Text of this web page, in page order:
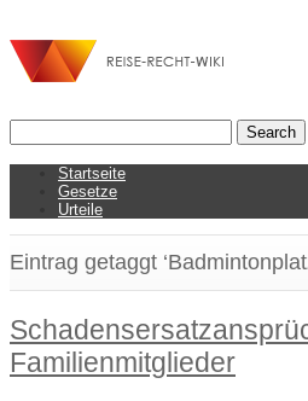
Startseite
Gesetze
Urteile
Eintrag getaggt
Familienmitglieder